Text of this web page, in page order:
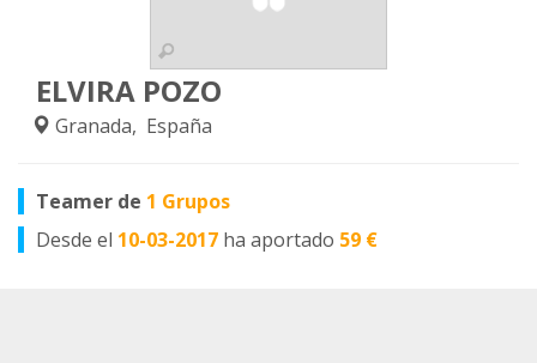
ELVIRA POZO
Granada, España
Teamer de 1 Grupos
Desde el 10-03-2017 ha aportado 59 €